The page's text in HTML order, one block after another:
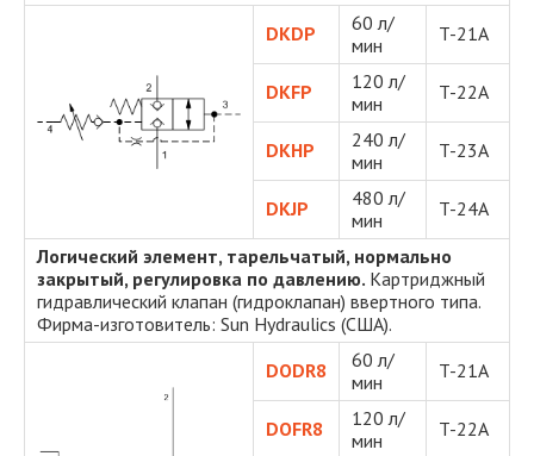
DKDP
60 л/
мин
T-21A
DKFP
120 л/
мин
T-22A
DKHP
240 л/
мин
T-23A
DKJP
480 л/
мин
T-24A
Логический элемент, тарельчатый, нормально
закрытый, регулировка по давлению. Картриджный
гидравлический клапан (гидроклапан) ввертного типа.
Фирма-изготовитель: Sun Hydraulics (США).
DODR8
60 л/
мин
T-21A
DOFR8
120 л/
мин
T-22A